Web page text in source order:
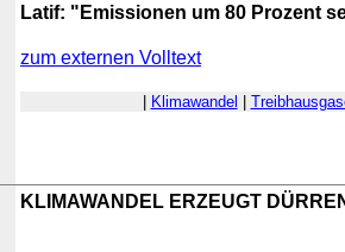
Latif: "Emissionen um 80 Prozent
zum externen Volltext
Klimawandel
KLIMAWANDEL ERZEUGT